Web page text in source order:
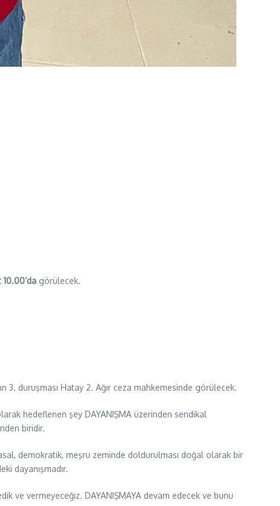
görülecek.
3. duruşması Hatay 2. Ağır ceza mahkemesinde görülecek.
hedeflenen şey DAYANIŞMA üzerinden sendikal
biridir.
demokratik, meşru zeminde doldurulması doğal olarak bir
dayanışmadır.
ve vermeyeceğiz. DAYANIŞMAYA devam edecek ve bunu